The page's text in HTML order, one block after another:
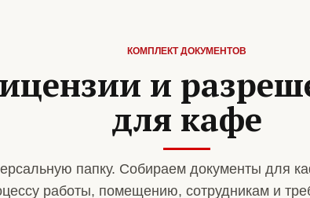
КОМПЛЕКТ ДОКУМЕНТОВ
и
для кафе
папку. Собираем документы для
работы, помещению, сотрудникам и